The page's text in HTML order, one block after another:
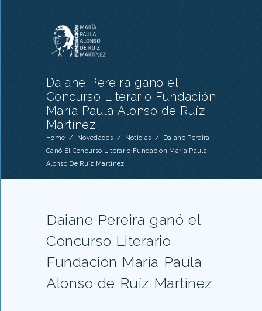
Daiane Pereira ganó el
Concurso Literario Fundación
María Paula Alonso de Ruíz
Martínez
Home / Novedades / Noticias /
Daiane Pereira
Ganó El Concurso Literario Fundación María Paula
Alonso De Ruíz Martínez
Daiane Pereira ganó el
Concurso Literario
Fundación María Paula
Alonso de Ruíz Martínez